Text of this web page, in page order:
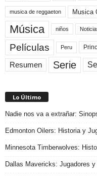
musica de reggaeton Musica
Música niños
Películas Peru
Resumen Serie
Lo Último
Nadie nos va a extrañar:
Edmonton Oilers: Historia y
Minnesota Timberwolves:
Dallas Mavericks: Jugadores y